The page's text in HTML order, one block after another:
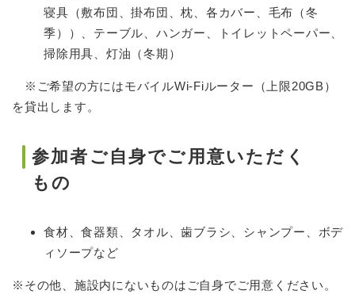
寝具（敷布団、掛布団、枕、各カバー、毛布（冬
季））、テーブル、ハンガー、トイレットペーパー、
掃除用具、灯油（冬期）
※ご希望の方にはモバイルWi-Fiルーター（上限20GB）
を貸出します。
参加者ご自身でご用意いただく
もの
食材、食器類、タオル、歯ブラシ、シャンプー、ボデ
ィソープなど
※その他、施設内にないものはご自身でご用意ください。